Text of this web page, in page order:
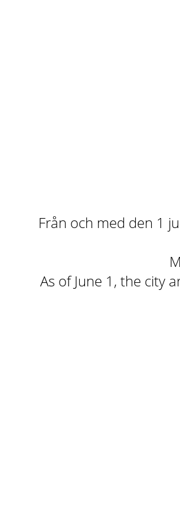
Från och med den 1
As of June 1, the city